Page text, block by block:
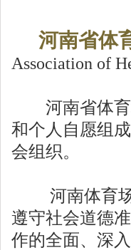
河南省体
Association of
河南省体育
和个人自愿组
会组织。
河南体育场
遵守社会道德
作的全面、深